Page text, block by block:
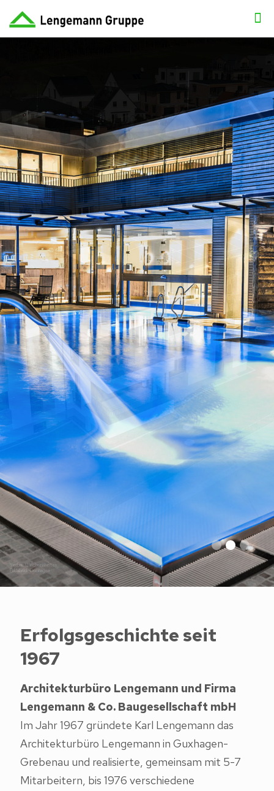
Neubau 12 Wohneinheiten
Fuldabrück-Dörnhagen
Erfolgsgeschichte seit
1967
Architekturbüro Lengemann und Firma
Lengemann & Co. Baugesellschaft mbH
Im Jahr 1967 gründete Karl Lengemann das
Architekturbüro Lengemann in Guxhagen-
Grebenau und realisierte, gemeinsam mit 5-7
Mitarbeitern, bis 1976 verschiedene